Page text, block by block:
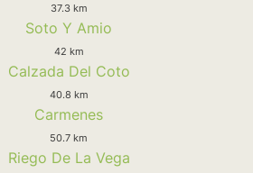
37.3 km
Soto Y Amio
42 km
Calzada Del Coto
40.8 km
Carmenes
50.7 km
Riego De La Vega